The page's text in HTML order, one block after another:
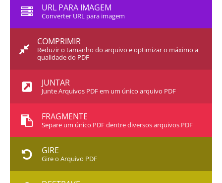
URL PARA IMAGEM
Converter URL para imagem
COMPRIMIR
Reduzir o tamanho do arquivo e optimizar o máximo a
qualidade do PDF
JUNTAR
Junte Arquivos PDF em um único arquivo PDF
FRAGMENTE
Separe um único PDF dentre diversos arquivos PDF
GIRE
Gire o Arquivo PDF